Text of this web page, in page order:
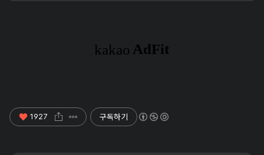
1927 구독하기